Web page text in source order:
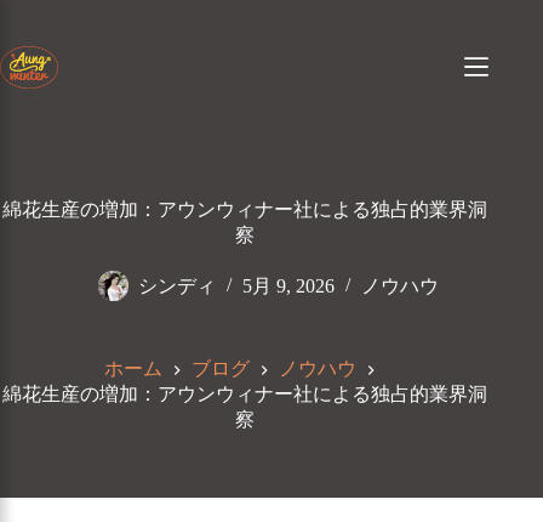
テ
ン
ッ
綿花生産の増加：アウンウィナー社による独占的業界洞
察
シンディ 5月 9, 2026 ノウハウ
ホーム ブログ
ノウハウ
綿花生産の増加：アウンウィナー社による独占的業界洞
察